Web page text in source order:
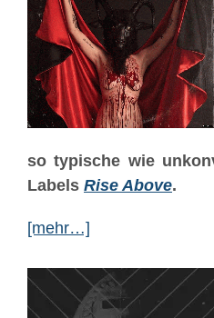
so typische wie
Labels Rise Above.
[mehr…]